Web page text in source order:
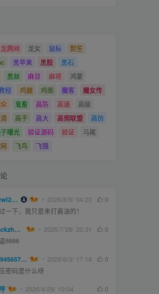
龙腾网 龙女 鼠标
默笙
黑苹果 黑胶
黑石
黑丝 麻豆 麻将
鸿蒙
程
鸡腿 鸡图 魔客
魔女传
鬼畜 高防 高速
高级
高手 高大 高佣联盟
高仿
曝光 验证源码 验证
马尾
飞鸟 飞猫
swwl2457 2026/8/6/ 04:23
0
一下，我只是来打酱油的！
Hackzheng 2026/7/28/ 20:31
0
6666
q794565750 2026/6/3/ 17:18
0
密码是什么呀
2026/4/29/ 10:04
0